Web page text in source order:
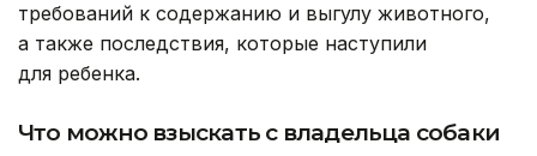
требований к содержанию и выгулу животного,
а также последствия, которые наступили
для ребенка.
Что можно взыскать с владельца собаки